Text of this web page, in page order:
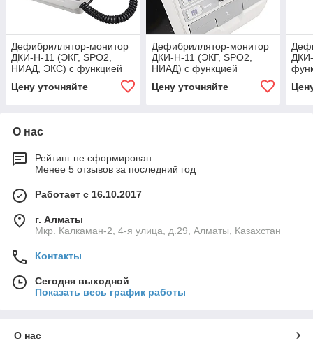
Дефибриллятор-монитор
ДКИ-Н-11 (ЭКГ, SPO2,
НИАД, ЭКС) с функцией
автоматической наружной
дефибрилляции (АНД)
Цену уточняйте
Дефибриллятор-монитор
ДКИ-Н-11 (ЭКГ, SPO2,
НИАД) с функцией
автоматической наружной
дефибрилляции (АНД)
Цену уточняйте
О нас
Рейтинг не сформирован
Менее 5 отзывов за последний год
Работает с 16.10.2017
г. Алматы
Мкр. Калкаман-2, 4-я улица, д.29, Алматы, Казахстан
Контакты
Сегодня выходной
Показать весь график работы
О нас